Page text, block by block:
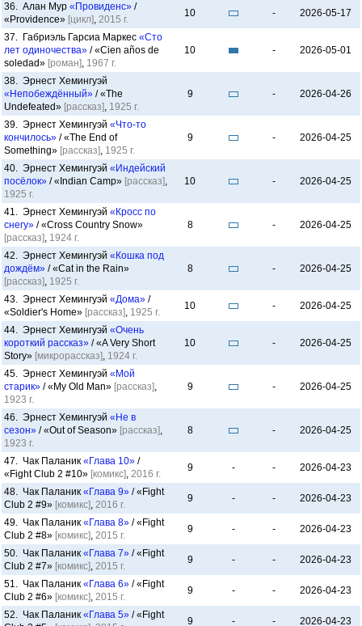
36. Алан Мур «Провиденс» /
«Providence» [цикл], 2015 г.
10 - 2026-05-17
37. Габриэль Гарсиа Маркес «Сто
лет одиночества» / «Cien años de
soledad» [роман], 1967 г.
10 - 2026-05-01
38. Эрнест Хемингуэй
«Непобеждённый» / «The
Undefeated» [рассказ], 1925 г.
9 - 2026-04-26
39. Эрнест Хемингуэй «Что-то
кончилось» / «The End of
Something» [рассказ], 1925 г.
9 - 2026-04-25
40. Эрнест Хемингуэй «Индейский
посёлок» / «Indian Camp» [рассказ],
1925 г.
10 - 2026-04-25
41. Эрнест Хемингуэй «Кросс по
снегу» / «Cross Country Snow»
[рассказ], 1924 г.
8 - 2026-04-25
42. Эрнест Хемингуэй «Кошка под
дождём» / «Cat in the Rain»
[рассказ], 1925 г.
8 - 2026-04-25
43. Эрнест Хемингуэй «Дома» /
«Soldier's Home» [рассказ], 1925 г.
10 - 2026-04-25
44. Эрнест Хемингуэй «Очень
короткий рассказ» / «A Very Short
Story» [микрорассказ], 1924 г.
10 - 2026-04-25
45. Эрнест Хемингуэй «Мой
старик» / «My Old Man» [рассказ],
1923 г.
9 - 2026-04-25
46. Эрнест Хемингуэй «Не в
сезон» / «Out of Season» [рассказ],
1923 г.
8 - 2026-04-25
47. Чак Паланик «Глава 10» /
«Fight Club 2 #10» [комикс], 2016 г.
9 - - 2026-04-23
48. Чак Паланик «Глава 9» / «Fight
Club 2 #9» [комикс], 2016 г.
9 - - 2026-04-23
49. Чак Паланик «Глава 8» / «Fight
Club 2 #8» [комикс], 2015 г.
9 - - 2026-04-23
50. Чак Паланик «Глава 7» / «Fight
Club 2 #7» [комикс], 2015 г.
9 - - 2026-04-23
51. Чак Паланик «Глава 6» / «Fight
Club 2 #6» [комикс], 2015 г.
9 - - 2026-04-23
52. Чак Паланик «Глава 5» / «Fight
9 - - 2026-04-23